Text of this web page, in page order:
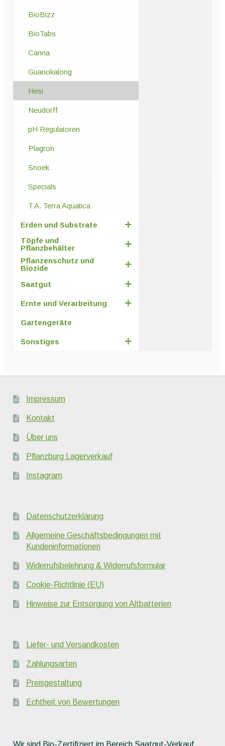
BioBizz
BioTabs
Canna
Guanokalong
Hesi
Neudorff
pH Regulatoren
Plagron
Snoek
Specials
T.A. Terra Aquatica
Erden und Substrate
Töpfe und
Pflanzbehälter
Pflanzenschutz und
Biozide
Saatgut
Ernte und Verarbeitung
Gartengeräte
Sonstiges
Impressum
Kontakt
Über uns
Pflanzburg Lagerverkauf
Instagram
Datenschutzerklärung
Allgemeine Geschäftsbedingungen mit
Kundeninformationen
Widerrufsbelehrung & Widerrufsformular
Cookie-Richtlinie (EU)
Hinweise zur Entsorgung von Altbatterien
Liefer- und Versandkosten
Zahlungsarten
Preisgestaltung
Echtheit von Bewertungen
Wir sind Bio-Zertifiziert im Bereich Saatgut-Verkauf